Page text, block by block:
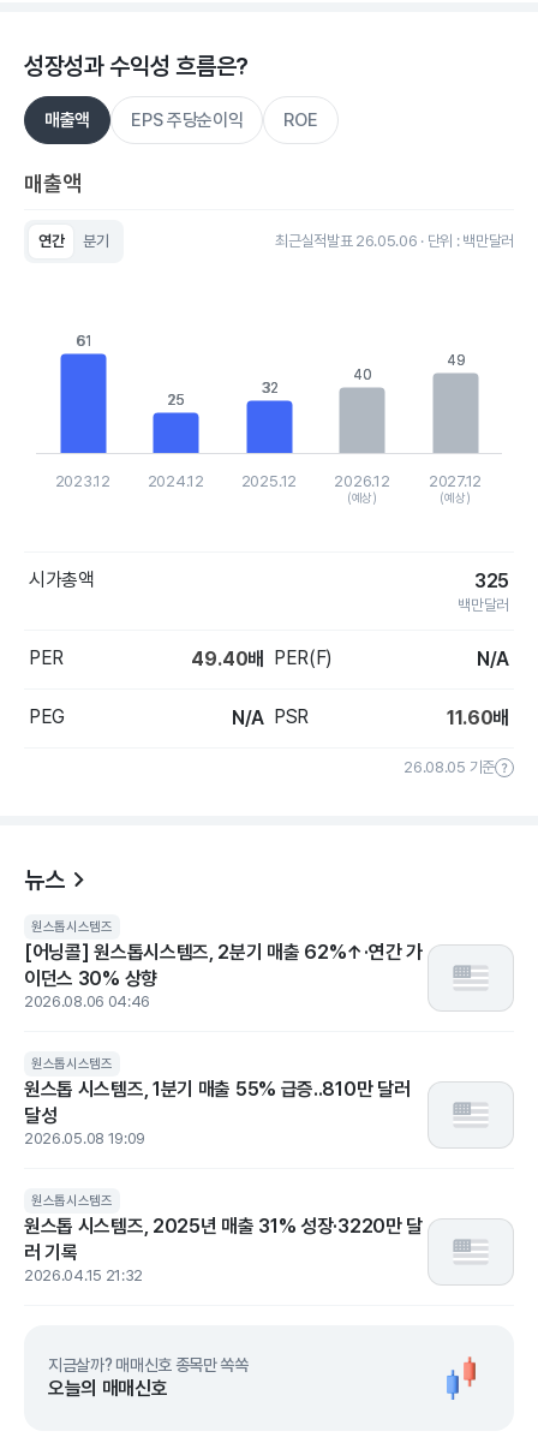
성장성과 수익성 흐름은?
매출액 EPS 주당순이익 ROE
매출액
연간 분기 최근실적발표 26.05.06 · 단위 : 백만달러
The chart has 1 X axis displaying categories.
The chart has 1 Y axis displaying values. Data ranges from
61
61
25
25
32
32
40
40
49
49
2023.12 2024.12 2025.12 2026.12
(예상)
2027.12
(예상)
시가총액 325
백만달러
PER 49.40배 PER(F) N/A
PEG N/A PSR 11.60배
26.08.05 기준
뉴스
원스톱시스템즈
[어닝콜] 원스톱시스템즈, 2분기 매출 62%↑·연간 가
이던스 30% 상향
2026.08.06 04:46
원스톱시스템즈
원스톱 시스템즈, 1분기 매출 55% 급증..810만 달러
달성
2026.05.08 19:09
원스톱시스템즈
원스톱 시스템즈, 2025년 매출 31% 성장·3220만 달
러 기록
2026.04.15 21:32
지금살까? 매매신호 종목만 쏙쏙
오늘의 매매신호